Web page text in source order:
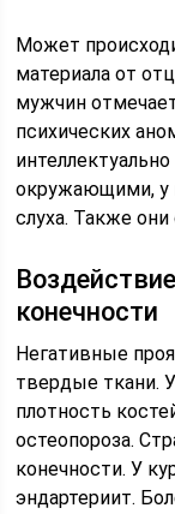
Может
материала от
мужчин
психических
окружающими, у
слуха. Также
конечности
Негативные
твердые ткани.
плотность
остеопороза.
конечности. У
эндартериит.